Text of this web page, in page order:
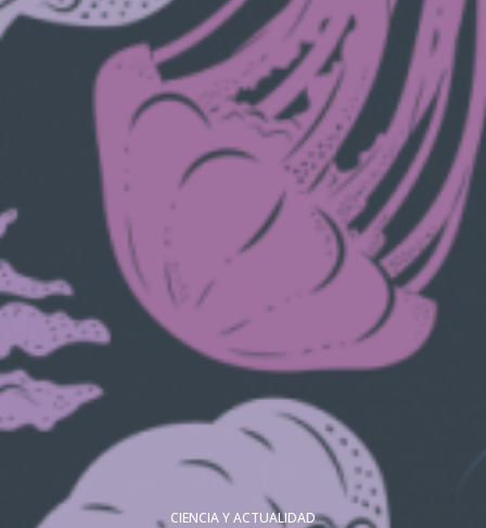
CIENCIA Y ACTUALIDAD